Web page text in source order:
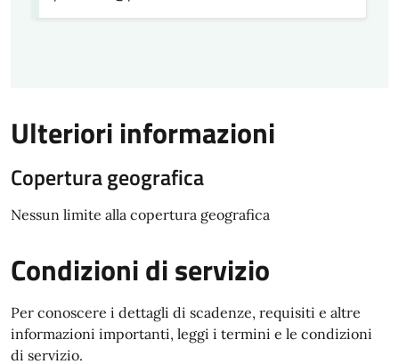
Ulteriori informazioni
Copertura geografica
Nessun limite alla copertura geografica
Condizioni di servizio
Per conoscere i dettagli di scadenze, requisiti e altre
informazioni importanti, leggi i termini e le condizioni
di servizio.